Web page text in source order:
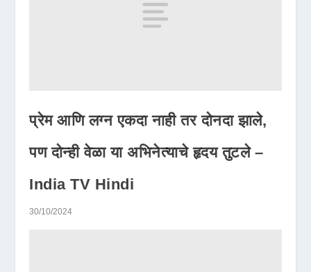
प्रेम आणि लग्न एकदा नाही तर दोनदा झाले,
पण दोन्ही वेळा या अभिनेत्याचे हृदय तुटले –
India TV Hindi
30/10/2024